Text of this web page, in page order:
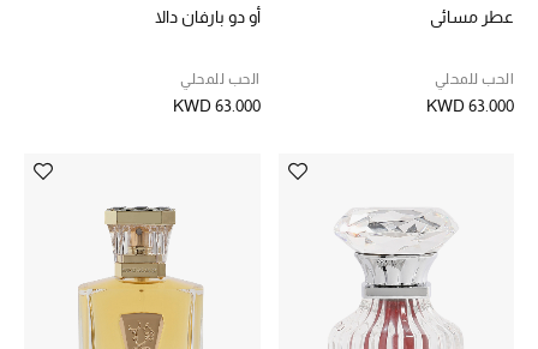
عطر مسائي
الحب للمحلي
KWD 63.000
أو دو بارفان دالا
الحب للمحلي
KWD 63.000